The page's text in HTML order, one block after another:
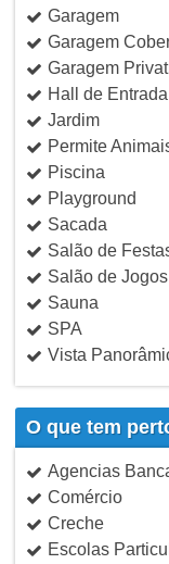
Garagem
Garagem
Garagem
Hall de
Jardim
Permite
Piscina
Playground
Sacada
Salão de
Salão de Jogos
Sauna
SPA
Vista
O que tem
Agencias
Comércio
Creche
Escolas